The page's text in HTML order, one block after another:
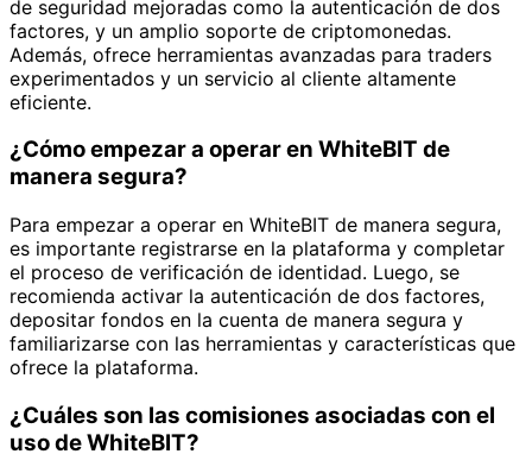
de seguridad mejoradas como la autenticación de dos
factores, y un amplio soporte de criptomonedas.
Además, ofrece herramientas avanzadas para traders
experimentados y un servicio al cliente altamente
eficiente.
¿Cómo empezar a operar en WhiteBIT de
manera segura?
Para empezar a operar en WhiteBIT de manera segura,
es importante registrarse en la plataforma y completar
el proceso de verificación de identidad. Luego, se
recomienda activar la autenticación de dos factores,
depositar fondos en la cuenta de manera segura y
familiarizarse con las herramientas y características que
ofrece la plataforma.
¿Cuáles son las comisiones asociadas con el
uso de WhiteBIT?